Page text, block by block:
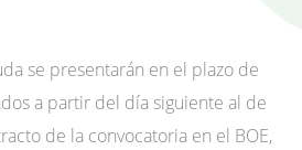
se presentarán en el plazo de
a partir del día siguiente al de
de la convocatoria en el BOE,